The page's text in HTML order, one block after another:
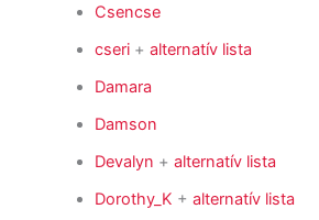
Csencse
cseri +alternatív lista
Damara
Damson
Devalyn +alternatív lista
Dorothy_K +alternatív lista